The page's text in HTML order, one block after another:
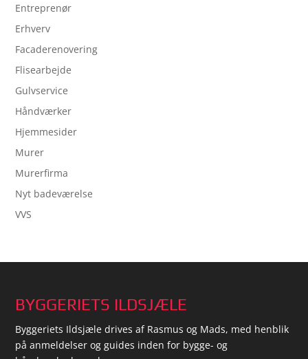
Entreprenør
Erhverv
Facaderenovering
Flisearbejde
Gulvservice
Håndværker
Hjemmesider
Murer
Murerfirma
Nyt badeværelse
VVS
BYGGERIETS ILDSJÆLE
Byggeriets Ildsjæle drives af Rasmus og Mads, med henblik
på anmeldelser og guides inden for bygge- og